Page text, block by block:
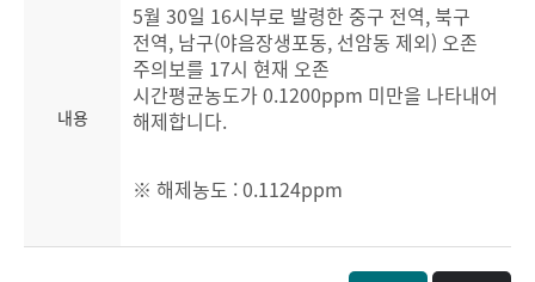
내용
5월 30일 16시부로 발령한 중구 전역, 북구
전역, 남구(야음장생포동, 선암동 제외) 오존
주의보를 17시 현재 오존
시간평균농도가0.1200ppm 미만을 나타내어
해제합니다.
※ 해제농도 : 0.1124ppm